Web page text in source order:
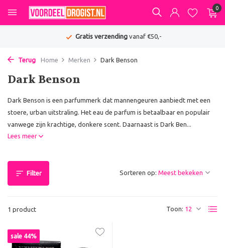
0
Gratis verzendingvanaf €50,-
Terug Home Merken Dark Benson
Dark Benson
Dark Benson is een parfummerk dat mannengeuren aanbiedt met een
stoere, urban uitstraling. Het eau de parfum is betaalbaar en populair
vanwege zijn krachtige, donkere scent. Daarnaast is Dark Ben...
Lees meer
Filter
1 product Toon:
Sorteren op:
sale 44%